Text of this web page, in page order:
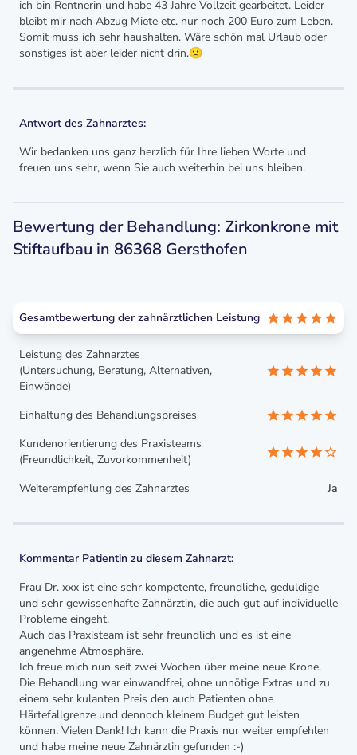
ich bin Rentnerin und habe 43 Jahre Vollzeit gearbeitet. Leider
bleibt mir nach Abzug Miete etc. nur noch 200 Euro zum Leben.
Somit muss ich sehr haushalten. Wäre schön mal Urlaub oder
sonstiges ist aber leider nicht drin.🙁
Antwort des Zahnarztes:
Wir bedanken uns ganz herzlich für Ihre lieben Worte und
freuen uns sehr, wenn Sie auch weiterhin bei uns bleiben.
Bewertung der Behandlung: Zirkonkrone mit
Stiftaufbau in 86368 Gersthofen
Gesamtbewertung der zahnärztlichen Leistung
Leistung des Zahnarztes
(Untersuchung, Beratung, Alternativen,
Einwände)
Einhaltung des Behandlungspreises
Kundenorientierung des Praxisteams
(Freundlichkeit, Zuvorkommenheit)
Weiterempfehlung des Zahnarztes
Ja
Kommentar Patientin zu diesem Zahnarzt:
Frau Dr. xxx ist eine sehr kompetente, freundliche, geduldige
und sehr gewissenhafte Zahnärztin, die auch gut auf individuelle
Probleme eingeht.
Auch das Praxisteam ist sehr freundlich und es ist eine
angenehme Atmosphäre.
Ich freue mich nun seit zwei Wochen über meine neue Krone.
Die Behandlung war einwandfrei, ohne unnötige Extras und zu
einem sehr kulanten Preis den auch Patienten ohne
Härtefallgrenze und dennoch kleinem Budget gut leisten
können. Vielen Dank! Ich kann die Praxis nur weiter empfehlen
und habe meine neue Zahnärztin gefunden :-)